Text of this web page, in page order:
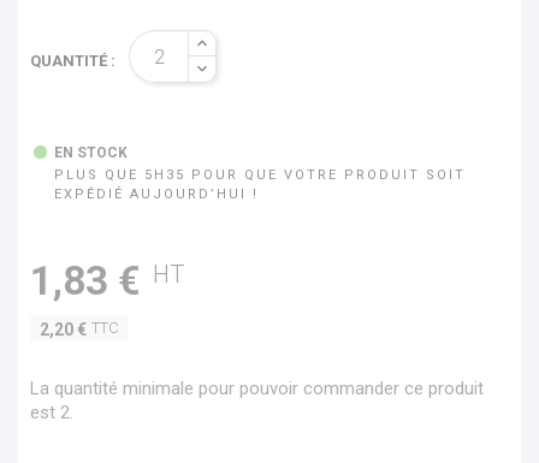
QUANTITÉ :
EN STOCK
PLUS QUE 5H35 POUR QUE VOTRE PRODUIT SOIT
EXPÉDIÉ AUJOURD’HUI !
1,83 € HT
2,20 € TTC
La quantité minimale pour pouvoir commander ce produit
est 2.